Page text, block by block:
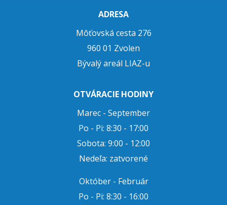
ADRESA
Môťovská cesta 276
960 01 Zvolen
Bývalý areál LIAZ-u
OTVÁRACIE HODINY
Marec - September
Po - Pi: 8:30 - 17:00
Sobota: 9:00 - 12:00
Nedeľa: zatvorené
Október - Február
Po - Pi: 8:30 - 16:00